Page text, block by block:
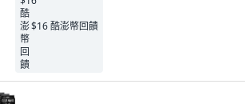
$16 酷澎幣回饋